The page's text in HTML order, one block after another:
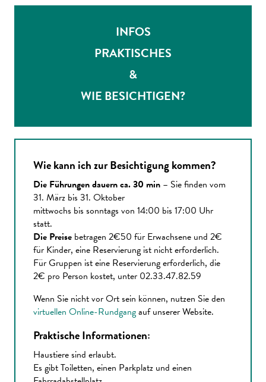
INFOS
PRAKTISCHES
&
WIE BESICHTIGEN?
Wie kann ich zur Besichtigung kommen?
Die Führungen dauern ca. 30 min – Sie finden vom
31. März bis 31. Oktober
mittwochs bis sonntags von 14:00 bis 17:00 Uhr
statt.
Die Preise betragen 2€50 für Erwachsene und 2€
für Kinder, eine Reservierung ist nicht erforderlich.
Für Gruppen ist eine Reservierung erforderlich, die
2€ pro Person kostet, unter 02.33.47.82.59
Wenn Sie nicht vor Ort sein können, nutzen Sie den
virtuellen Online-Rundgangauf unserer Website.
Praktische Informationen:
Haustiere sind erlaubt.
Es gibt Toiletten, einen Parkplatz und einen